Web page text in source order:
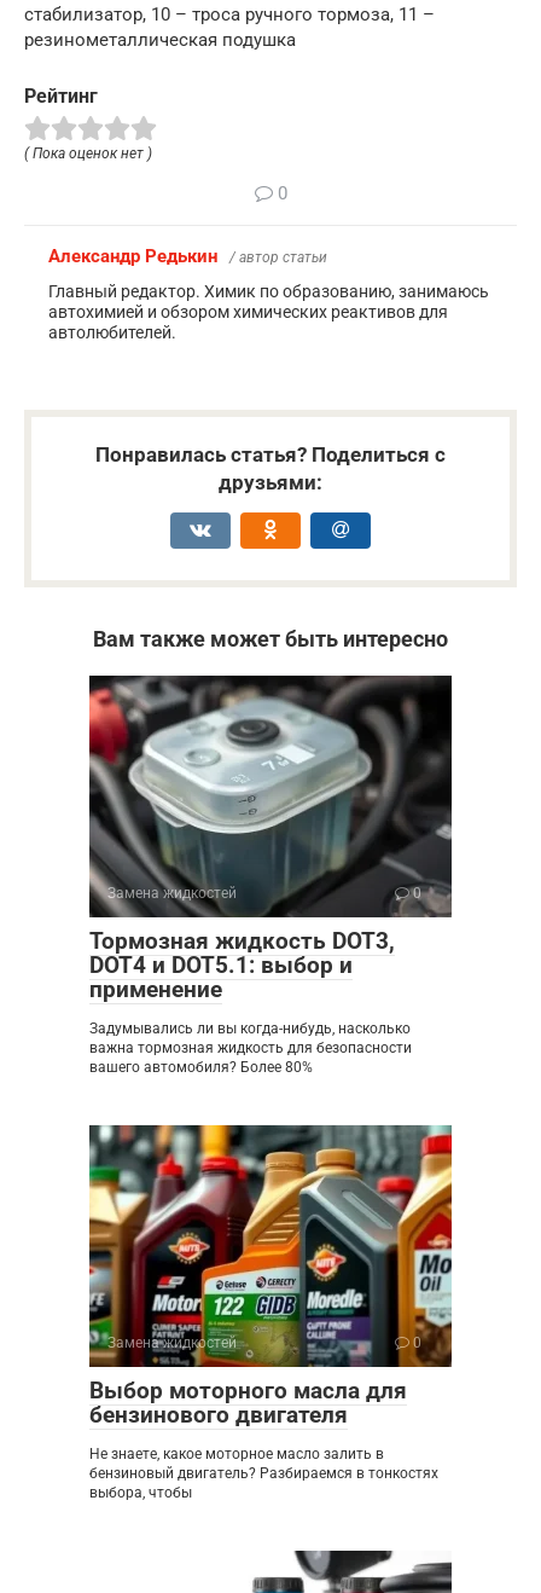
стабилизатор, 10 – троса ручного тормоза, 11 –
резинометаллическая подушка
Рейтинг
( Пока оценок нет )
0
Александр Редькин / автор статьи
Главный редактор. Химик по образованию, занимаюсь
автохимией и обзором химических реактивов для
автолюбителей.
Понравилась статья? Поделиться с
друзьями:
Вам также может быть интересно
Замена жидкостей 0
Тормозная жидкость DOT3,
DOT4 и DOT5.1: выбор и
применение
Задумывались ли вы когда-нибудь, насколько
важна тормозная жидкость для безопасности
вашего автомобиля? Более 80%
Замена жидкостей 0
Выбор моторного масла для
бензинового двигателя
Не знаете, какое моторное масло залить в
бензиновый двигатель? Разбираемся в тонкостях
выбора, чтобы